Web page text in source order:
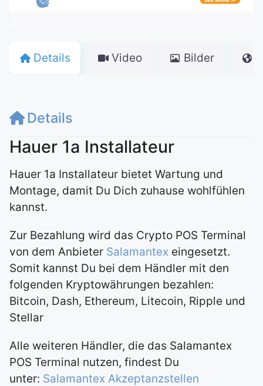
Details Video Bilder
Details
Hauer 1a Installateur
Hauer 1a Installateur bietet Wartung und
Montage, damit Du Dich zuhause wohlfühlen
kannst.
Zur Bezahlung wird das Crypto POS Terminal
von dem Anbieter Salamantex eingesetzt.
Somit kannst Du bei dem Händler mit den
folgenden Kryptowährungen bezahlen:
Bitcoin, Dash, Ethereum, Litecoin, Ripple und
Stellar
Alle weiteren Händler, die das Salamantex
POS Terminal nutzen, findest Du
unter: Salamantex Akzeptanzstellen